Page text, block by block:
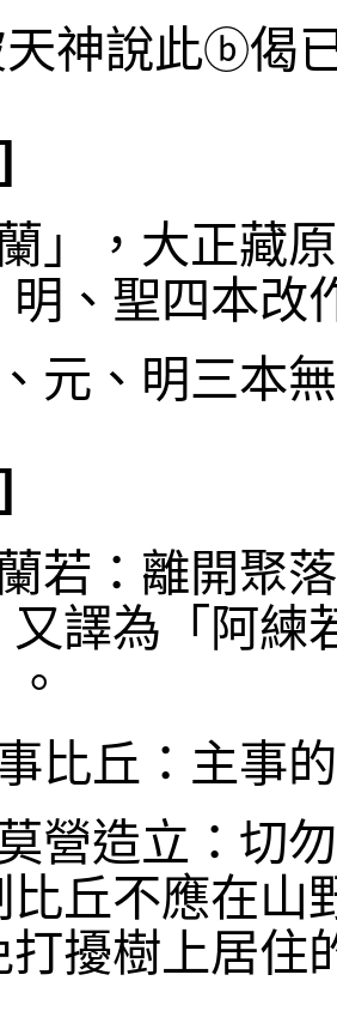
神說此ⓑ偈
蘭」，大正藏
明、聖四本改
元、明三本
若：離開聚
又譯為「阿練
比丘：主事
營造立：切
比丘不應在山
打擾樹上居住